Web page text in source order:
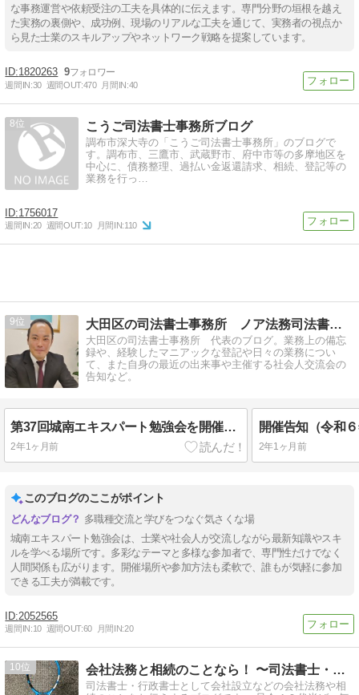
な事務運営や依頼受注の工夫を具体的に伝えます。専門分野の垣根を越え
た実務の裏側や、成功例、現場のリアルな工夫を通じて、実務者の視点か
ら見た士業のスキルアップやネットワーク戦略を提案しています。
1820263 9
週間IN:30 週間OUT:470 月間IN:40
8 こうご司法書士事務所ブログ
調布市深大寺の「こうご司法書士事務所」のブログで
す。調布市、三鷹市、武蔵野市、府中市等の多摩地区を
中心に、債務整理、過払い金返還請求、相続、登記等の
業務を行っ…
1756017
週間IN:20 週間OUT:10 月間IN:110
9 大田区の司法書士事務所 ノア法務司法書士事務所 代表ブログ
大田区の司法書士事務所 代表のブログ。業務上の備忘
録や、経験したマニアックな登記や日々の業務につい
て、また自身の最近の出来事や主催する社会人交流会の
告知など。
第37回城南エキスパート勉強会を開催しました。|令和6年7月19日|東京都の士業社会人交流会
2年1ヶ月前 2年1ヶ月前
このブログのここがポイント
多職種交流と学びをつなぐ気さくな場
城南エキスパート勉強会は、士業や社会人が交流しながら最新知識やスキ
ルを学べる場所です。多彩なテーマと多様な参加者で、専門性だけでなく
人間関係も広がります。開催場所や参加方法も柔軟で、誰もが気軽に参加
できる工夫が満載です。
2052565
週間IN:10 週間OUT:60 月間IN:20
10 会社法務と相続のことなら！ 〜司法書士・行政書士 千葉諭〜
司法書士・行政書士として会社設立などの会社法務や相